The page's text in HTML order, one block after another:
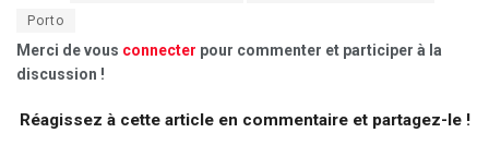
Porto
Merci de vous connecter pour commenter et participer à la
discussion !
Réagissez à cette article en commentaire et partagez-le !